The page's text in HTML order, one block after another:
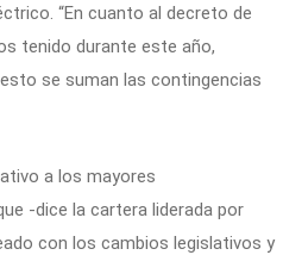
“En cuanto al decreto de
tenido durante este año,
se suman las contingencias
a los mayores
-dice la cartera liderada por
con los cambios legislativos y